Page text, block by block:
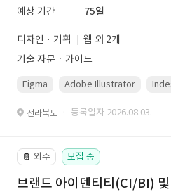
예상 기간
75일
디자인 · 기획
웹 외 2개
기술 자문ㆍ가이드
Figma Adobe Illustrator
전라북도 · 등록일자 2026.08.03.
📔 외주 모집 중
브랜드 아이덴티티(CI/BI)